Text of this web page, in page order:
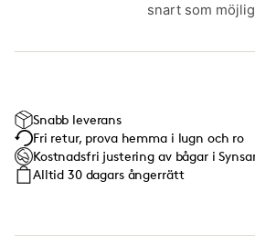
snart som
Snabb leverans
Fri retur, prova hemma i lugn och ro
Kostnadsfri justering av bågar i
Alltid 30 dagars ångerrätt